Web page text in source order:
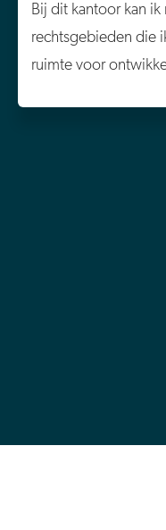
Bij dit kantoor kan
rechtsgebieden die
ruimte voor